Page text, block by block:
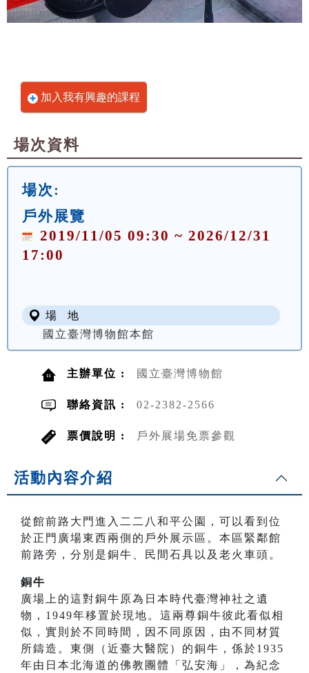
加入我有興趣的課程
場次資料
場次:
戶外展覽
2019/11/05 09:30 ~ 2026/12/31
17:00
場 地
國立臺灣博物館本館
主辦單位 : 國立臺灣博物館
聯絡資訊 : 02-2382-2566
票價說明 : 戶外展場免票參觀
活動內容介紹
從館前路大門進入二二八和平公園，可以看到位
於正門廣場東西兩側的戶外展示區。本區緊鄰館
前路旁，分別是銅牛、民間石具以及老火車頭。
銅牛
廣場上的這對銅牛原為日本時代臺灣神社之遺
物，1949年移置於現地。這兩尊銅牛彼此看似相
似，實則於不同時間，因不同原因，由不同材質
所鑄造。東側（近臺大醫院）的銅牛，係於1935
年由日本北海道的佛教團體「弘安海」，為紀念